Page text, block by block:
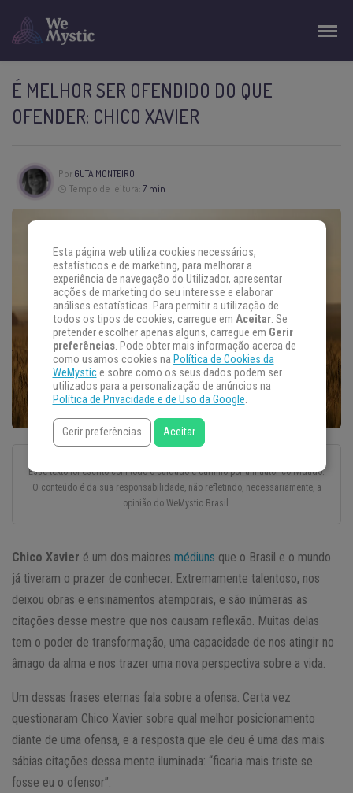
É MELHOR SER OFENDIDO DO QUE
OFENDER: CHICO XAVIER
Por GUTA MONTEIRO
Tempo de leitura: 7 min
Esse texto foi escrito com todo o cuidado e carinho por um autor convidado.
O conteúdo é da sua responsabilidade, não refletindo, necessariamente, a
opinião do WeMystic Brasil.
Chico Xavier é um dos maiores médiuns que o Brasil e o mundo
já tiveram o prazer de conhecer. Extremamente talentoso, nos
deixou obras e ensinamentos atemporais, e são inúmeras as
citações desse mestre que nos causam reflexão. Muitas delas
tem o poder de transformação, uma capacidade de nos atingir no
âmago da alma e nos trazer uma nova perspectiva sobre a vida.
Um dessas frases eternas fala sobre a ofensa. Certa vez
questionaram Chico Xavier sobre qual melhor posicionamento
diante de uma ofensa, e a resposta que ele deu é uma das mais
sábias citações dessa mente iluminada: “ficaria mais triste se
fosse eu o ofensor”.
Esta página web utiliza cookies necessários,
estatísticos e de marketing, para melhorar a
experiência de navegação do Utilizador, apresentar
acções de marketing do seu interesse e elaborar
análises estatísticas. Para permitir a utilização de
todos os tipos de cookies, carregue em Aceitar. Se
pretender escolher apenas alguns, carregue em Gerir
preferências. Pode obter mais informação acerca de
como usamos cookies na Política de Cookies da
WeMystice sobre como os seus dados podem ser
utilizados para a personalização de anúncios na
Política de Privacidade e de Uso da Google.
Gerir preferências Aceitar